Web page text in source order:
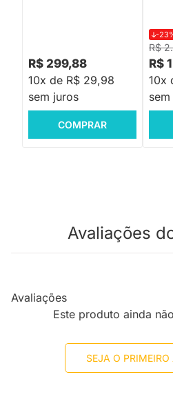
R$ 299,88
10x de R$ 29,98
sem juros
COMPRAR
R$
-
R$
10x
Avaliações
Avaliações
Este produto ainda
SEJA O